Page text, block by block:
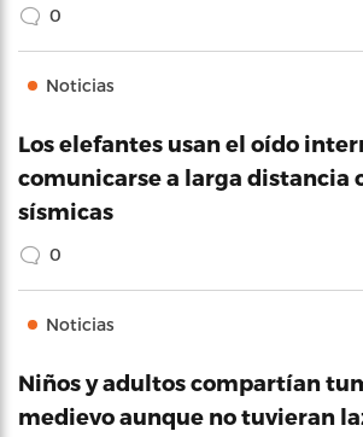
0
Noticias
Los elefantes usan el oído
comunicarse a larga distancia
sísmicas
0
Noticias
Niños y adultos compartían
medievo aunque no tuvieran